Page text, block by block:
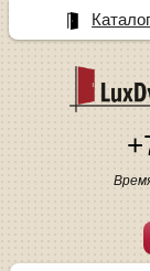
Каталог